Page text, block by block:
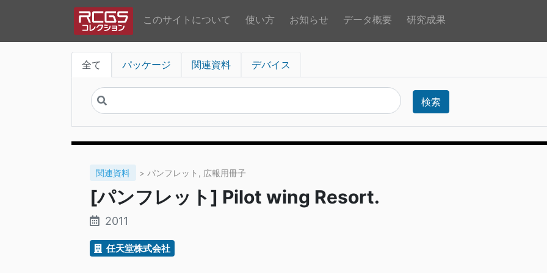
このサイトについて 使い方 お知らせ データ概要 研究成果
全て パッケージ 関連資料 デバイス
検索
関連資料 > パンフレット, 広報用冊子
[パンフレット] Pilot wing Resort.
2011
任天堂株式会社